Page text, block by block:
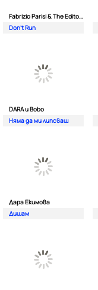
Fabrizio Parisi & The Editor ft. ALMA
Don't Run
DARA и Bobo
Няма да ми липсваш
Дара Екимова
Дишам